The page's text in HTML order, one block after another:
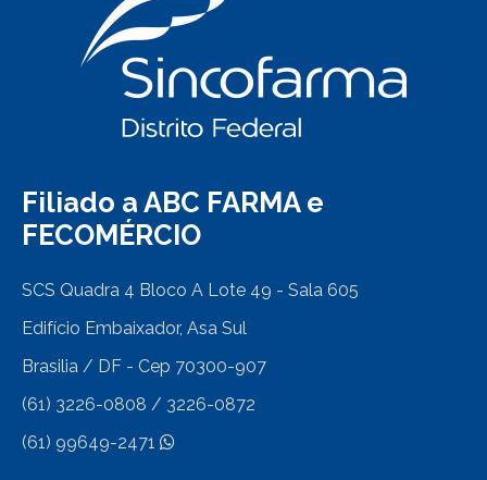
Filiado a ABC FARMA e
FECOMÉRCIO
SCS Quadra 4 Bloco A Lote 49 - Sala 605
Edifício Embaixador, Asa Sul
Brasilia / DF - Cep 70300-907
(61) 3226-0808 / 3226-0872
(61) 99649-2471